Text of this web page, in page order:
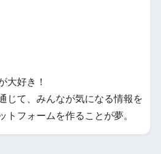
大好き！
じて、みんなが気になる情報を
トフォームを作ることが夢。